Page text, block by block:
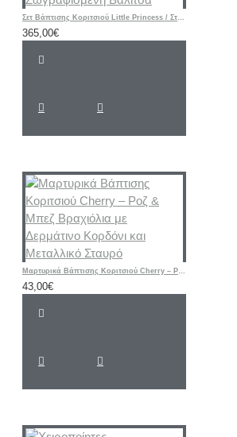
Σετ Βάπτισης Κοριτσιού Little Princess / Στέμμα με Ζωγραφισμένη Βαλίτσα
365,00€
Μαρτυρικά Βάπτισης Κοριτσιού Cherry – Ροζ & Μπεζ Βραχιόλια με Δερμάτινο Κορδόνι και Μεταλλικό Σταυρό
43,00€